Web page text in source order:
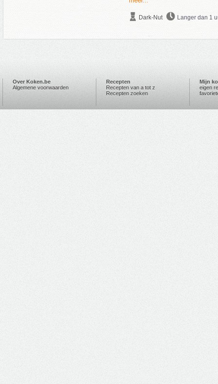
Dark-Nut Langer dan 1
Over Koken.be
Algemene voorwaarden
Recepten
Recepten van a tot z
Recepten zoeken
Mijn
eigen